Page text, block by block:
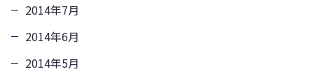
2014年7月
2014年6月
2014年5月